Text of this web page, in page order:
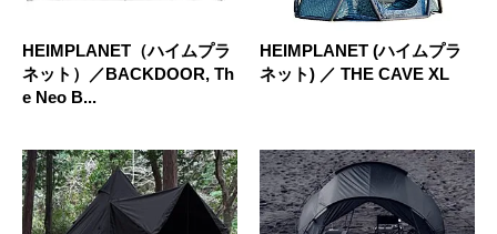
HEIMPLANET（ハイムプラ
ネット）／BACKDOOR, Th
e Neo B...
HEIMPLANET (ハイムプラ
ネット) ／ THE CAVE XL